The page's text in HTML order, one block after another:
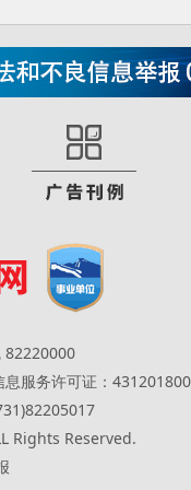
82220000
息服务许可证：
Rights Reserved.